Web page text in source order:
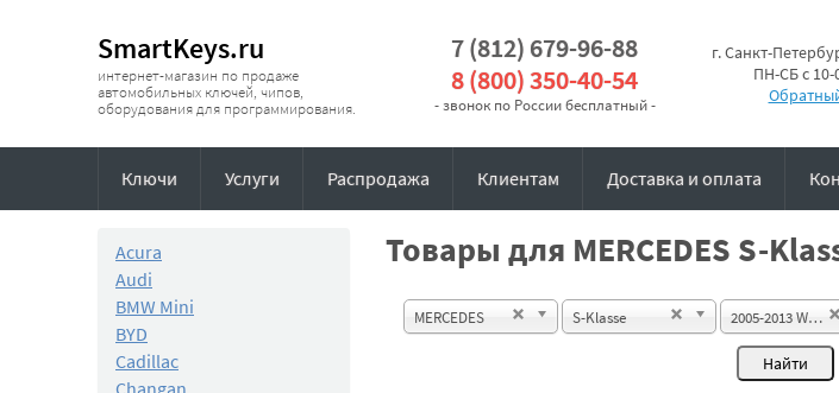
SmartKeys.ru
интернет-магазин по продаже
автомобильных ключей, чипов,
оборудования для программирования.
7 (812) 679-96-88
8 (800) 350-40-54
- звонок по России бесплатный -
г. Санкт-
ПН-СБ с 10-
Ключи Услуги Распродажа Клиентам Доставка и оплата
Acura
Audi
BMW Mini
BYD
Cadillac
Changan
Товары для MERCEDES S-
MERCEDES S-Klasse 2005-2013 W221 Sedan